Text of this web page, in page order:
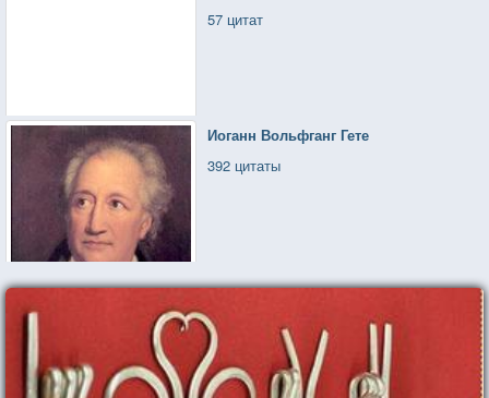
57 цитат
Иоганн Вольфганг Гете
392 цитаты